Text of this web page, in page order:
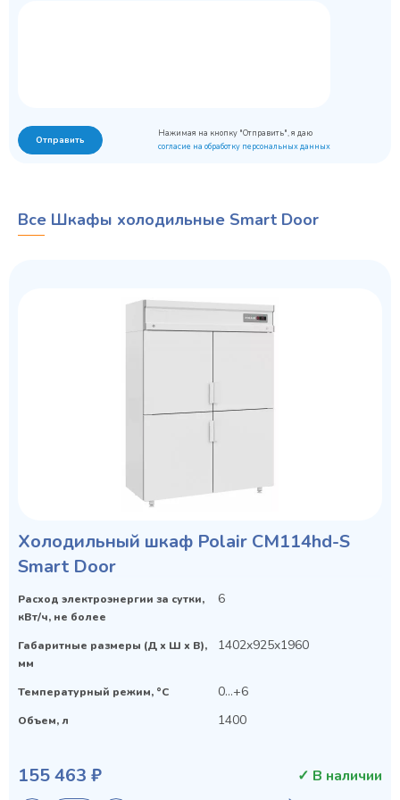
Отправить
Нажимая на кнопку "Отправить", я даю
согласие на обработку персональных данных
Все Шкафы холодильные Smart Door
Холодильный шкаф Polair CM114hd-S
Smart Door
Расход электроэнергии за сутки,
кВт/ч, не более
6
Габаритные размеры (Д х Ш х В),
мм
1402x925x1960
Температурный режим, °C 0…+6
Объем, л 1400
155 463 ₽ ✓ В наличии